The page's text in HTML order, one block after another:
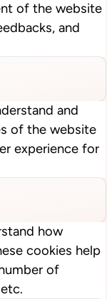
of the website
and
and
of the website
experience for
how
cookies help
of